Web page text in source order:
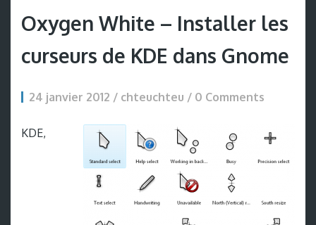
Oxygen White – Installer les
curseurs de KDE dans Gnome
24 janvier 2012 / chteuchteu / 0 Comments
KDE,